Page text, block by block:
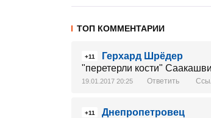
ТОП КОММЕНТАРИИ
+11
Герхард Шрёдер
"перетерли кости"
19.01.2017 20:25 Ответить
+11
Днепропетровец